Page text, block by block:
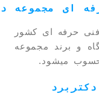
حرفه ای کشور
و برند مجموعه
میشود.